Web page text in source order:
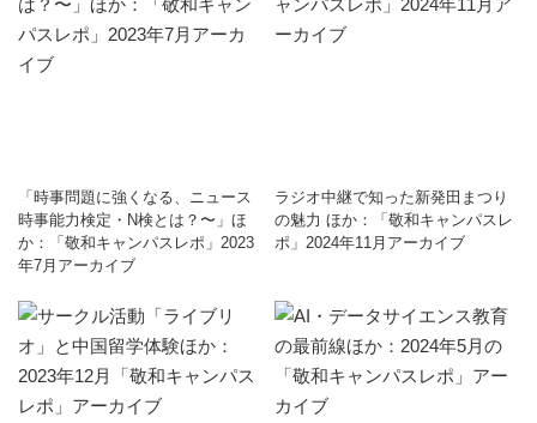
「時事問題に強くなる、ニュース
時事能力検定・N検とは？〜」ほ
か：「敬和キャンパスレポ」2023
年7月アーカイブ
ラジオ中継で知った新発田まつり
の魅力 ほか：「敬和キャンパスレ
ポ」2024年11月アーカイブ